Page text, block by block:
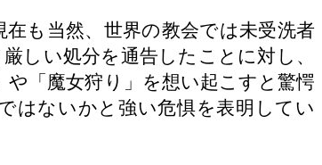
も当然、世界の教会では未受洗者
しい処分を通告したことに対し、
「魔女狩り」を想い起こすと驚愕
はないかと強い危惧を表明してい